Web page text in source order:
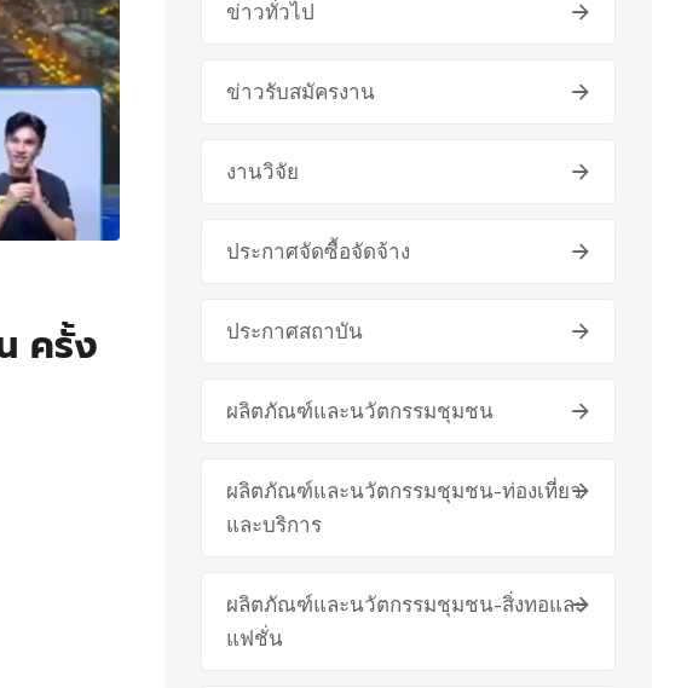
ครั้ง
ข่าวทั่วไป
ข่าวรับสมัครงาน
งานวิจัย
ประกาศจัดซื้อจัดจ้าง
ประกาศสถาบัน
ผลิตภัณฑ์และนวัตกรรมชุมชน
ผลิตภัณฑ์และนวัตกรรมชุมชน-ท่องเที่ยว
และบริการ
ผลิตภัณฑ์และนวัตกรรมชุมชน-สิ่งทอและ
แฟชั่น